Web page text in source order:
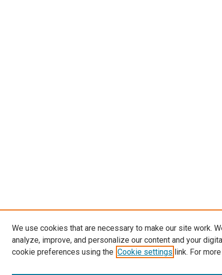
We use cookies that are necessary to make our site work.
analyze, improve, and personalize our content and your
cookie preferences using the Cookie settings link. For